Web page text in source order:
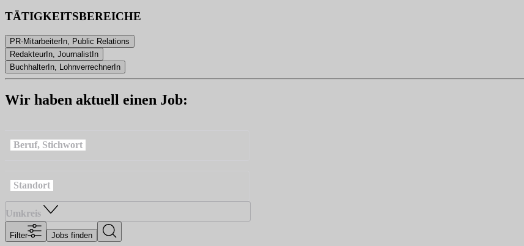
TÄTIGKEITSBEREICHE
PR-MitarbeiterIn, Public Relations
RedakteurIn, JournalistIn
BuchhalterIn, LohnverrechnerIn
Wir haben aktuell einen Job:
Beruf, Stichwort
Standort
Umkreis
Filter Jobs finden